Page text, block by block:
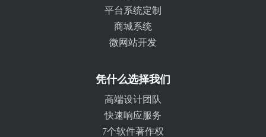
平台系统定制
商城系统
微网站开发
凭什么选择我们
高端设计团队
快速响应服务
7个软件著作权